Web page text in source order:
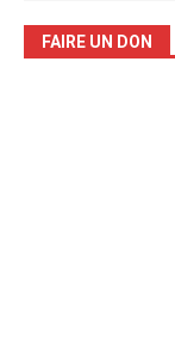
FAIRE UN DON